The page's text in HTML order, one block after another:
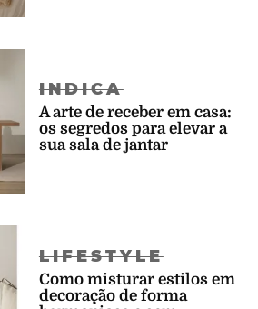
INDICA
A arte de receber em casa:
os segredos para elevar a
sua sala de jantar
LIFESTYLE
Como misturar estilos em
decoração de forma